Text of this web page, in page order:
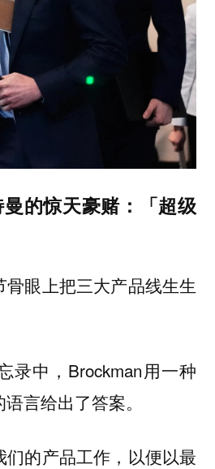
的惊天豪赌：「超级
眼上把三大产品线生生
录中，Brockman用一种
言给出了答案。
们的产品工作，以便以最